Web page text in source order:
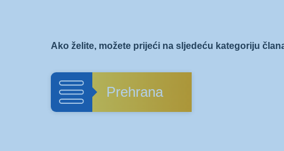
Ako želite, možete prijeći na sljedeću kategoriju
Prehrana